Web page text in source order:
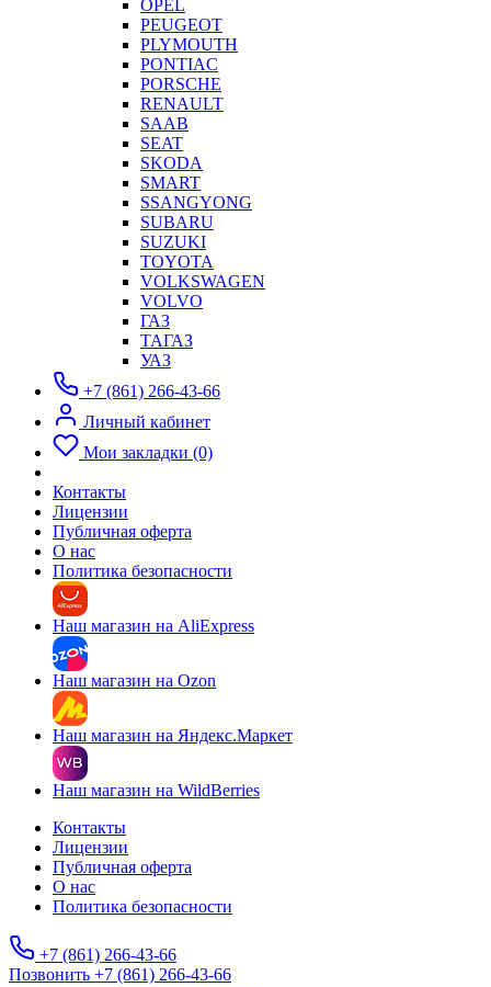
OPEL
PEUGEOT
PLYMOUTH
PONTIAC
PORSCHE
RENAULT
SAAB
SEAT
SKODA
SMART
SSANGYONG
SUBARU
SUZUKI
TOYOTA
VOLKSWAGEN
VOLVO
ГАЗ
ТАГАЗ
УАЗ
+7 (861) 266-43-66
Личный кабинет
Мои закладки (0)
Контакты
Лицензии
Публичная оферта
О нас
Политика безопасности
Наш магазин на AliExpress
Наш магазин на Ozon
Наш магазин на Яндекс.Маркет
Наш магазин на WildBerries
Контакты
Лицензии
Публичная оферта
О нас
Политика безопасности
+7 (861) 266-43-66
Позвонить +7 (861) 266-43-66